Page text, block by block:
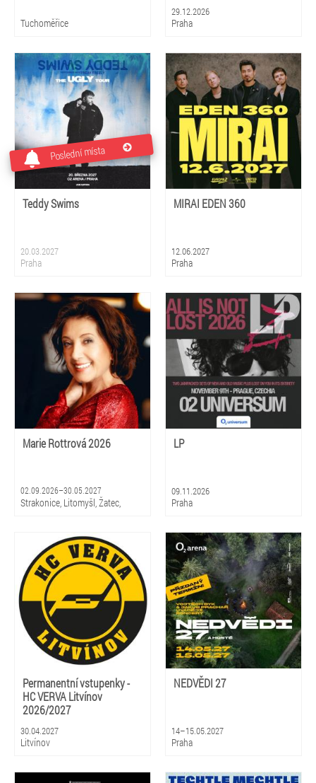
Tuchoměřice
29.12.2026
Praha
Poslední místa
Teddy Swims
20.03.2027
Praha
MIRAI EDEN 360
12.06.2027
Praha
Marie Rottrová 2026
02.09.2026–30.05.2027
Strakonice, Litomyšl, Žatec,
LP
09.11.2026
Praha
Permanentní vstupenky -
HC VERVA Litvínov
2026/2027
30.04.2027
Litvínov
NEDVĚDI 27
14–15.05.2027
Praha